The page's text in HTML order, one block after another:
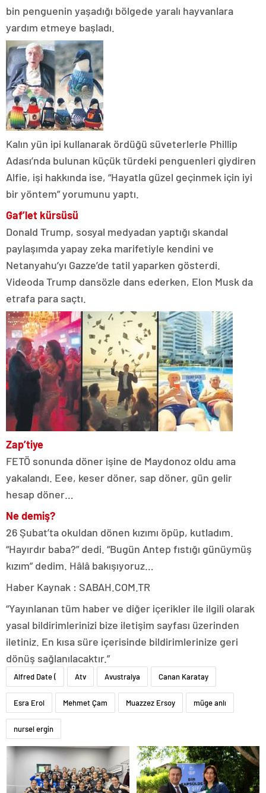
bin penguenin yaşadığı bölgede yaralı hayvanlara
yardım etmeye başladı.
Kalın yün ipi kullanarak ördüğü süveterlerle Phillip
Adası’nda bulunan küçük türdeki penguenleri giydiren
Alfie, işi hakkında ise, “Hayatla güzel geçinmek için iyi
bir yöntem” yorumunu yaptı.
Gaf’let kürsüsü
Donald Trump, sosyal medyadan yaptığı skandal
paylaşımda yapay zeka marifetiyle kendini ve
Netanyahu’yı Gazze’de tatil yaparken gösterdi.
Videoda Trump dansözle dans ederken, Elon Musk da
etrafa para saçtı.
Zap’tiye
FETÖ sonunda döner işine de Maydonoz oldu ama
yakalandı. Eee, keser döner, sap döner, gün gelir
hesap döner…
Ne demiş?
26 Şubat’ta okuldan dönen kızımı öpüp, kutladım.
“Hayırdır baba?” dedi. “Bugün Antep fıstığı günüymüş
kızım” dedim. Hâlâ bakışıyoruz…
Haber Kaynak : SABAH.COM.TR
“Yayınlanan tüm haber ve diğer içerikler ile ilgili olarak
yasal bildirimlerinizi bize iletişim sayfası üzerinden
iletiniz. En kısa süre içerisinde bildirimlerinize geri
dönüş sağlanılacaktır.”
Alfred Date ( Atv Avustralya Canan Karatay
Esra Erol Mehmet Çam Muazzez Ersoy müge anlı
nursel ergin